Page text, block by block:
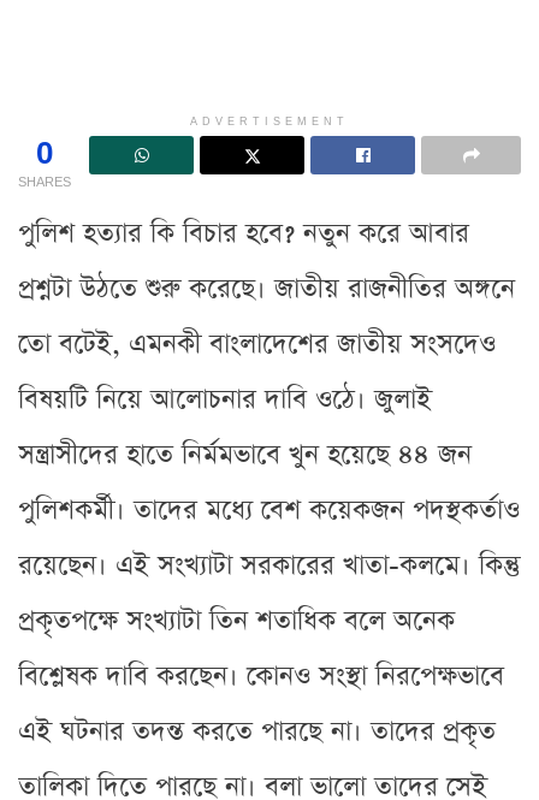
ADVERTISEMENT
0
SHARES
পুলিশ হত্যার কি বিচার হবে? নতুন করে আবার
প্রশ্নটা উঠতে শুরু করেছে। জাতীয় রাজনীতির অঙ্গনে
তো বটেই, এমনকী বাংলাদেশের জাতীয় সংসদেও
বিষয়টি নিয়ে আলোচনার দাবি ওঠে। জুলাই
সন্ত্রাসীদের হাতে নির্মমভাবে খুন হয়েছে ৪৪ জন
পুলিশকর্মী। তাদের মধ্যে বেশ কয়েকজন পদস্থকর্তাও
রয়েছেন। এই সংখ্যাটা সরকারের খাতা-কলমে। কিন্তু
প্রকৃতপক্ষে সংখ্যাটা তিন শতাধিক বলে অনেক
বিশ্লেষক দাবি করছেন। কোনও সংস্থা নিরপেক্ষভাবে
এই ঘটনার তদন্ত করতে পারছে না। তাদের প্রকৃত
তালিকা দিতে পারছে না। বলা ভালো তাদের সেই